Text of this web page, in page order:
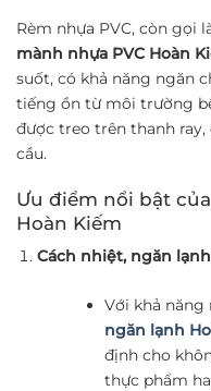
Rèm nhựa PVC, còn gọi
mành nhựa PVC Hoàn
suốt, có khả năng ngăn
tiếng ồn từ môi trường
được treo trên thanh
cầu.
Ưu điểm nổi bật
Hoàn Kiếm
Cách nhiệt, ngăn
Với khả
ngăn lạnh
định cho
thực phẩm